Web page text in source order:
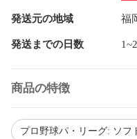
発送元の地域 福
発送までの日数
商品の特徴
プロ野球パ・リーグ: ソフ